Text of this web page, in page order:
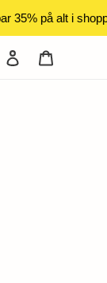
35% på alt i
Log ind